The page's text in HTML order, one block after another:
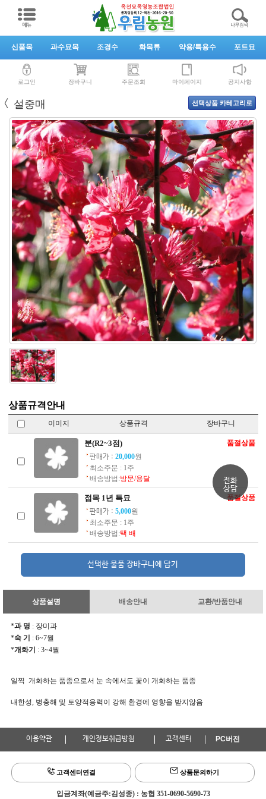
신품목 과수묘목 조경수 화목류 약용/특용수 포트묘
로그인 장바구니 주문조회 마이페이지 공지사항
전화
상담
〈 설중매
상품규격안내
이미지 상품규격 장바구니
분(R2~3점)
판매가 : 20,000원
최소주문 : 1주
배송방법:방문/용달
품절상품
접목 1년 특묘
판매가 : 5,000원
최소주문 : 1주
배송방법:택 배
품절상품
상품설명 배송안내 교환/반품안내
*과 명 : 장미과
*숙 기
: 6~7월
*개화기 : 3~4월
일찍 개화하는 품종으로서 눈 속에서도 꽃이 개화하는 품종
내한성, 병충해 및 토양적응력이 강해 환경에 영향을 받지않음
이용약관 개인정보취급방침 고객센터 PC버전
고객센터연결 상품문의하기
입금계좌(예금주:김성종) : 농협 351-0690-5690-73